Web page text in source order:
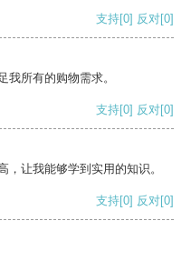
支持[0] 反对[0]
我所有的购物需求。
支持[0] 反对[0]
让我能够学到实用的知识。
支持[0] 反对[0]